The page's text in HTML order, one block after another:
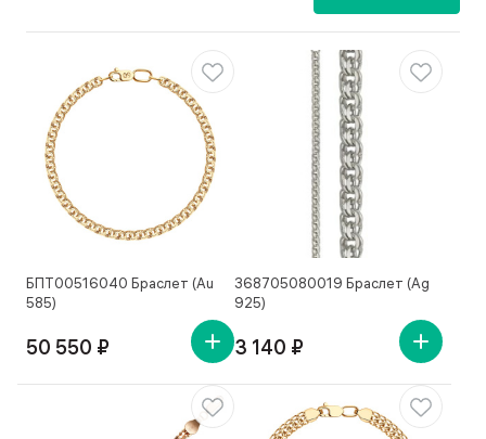
БПТ00516040 Браслет (Au
585)
50 550 ₽
368705080019 Браслет (Ag
925)
3 140 ₽